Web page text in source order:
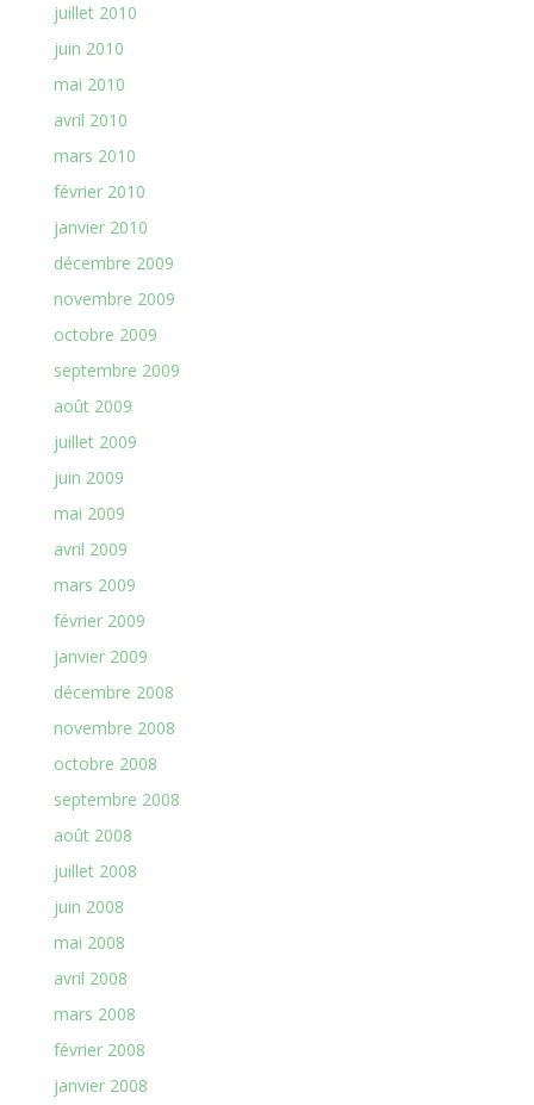
juillet 2010
juin 2010
mai 2010
avril 2010
mars 2010
février 2010
janvier 2010
décembre 2009
novembre 2009
octobre 2009
septembre 2009
août 2009
juillet 2009
juin 2009
mai 2009
avril 2009
mars 2009
février 2009
janvier 2009
décembre 2008
novembre 2008
octobre 2008
septembre 2008
août 2008
juillet 2008
juin 2008
mai 2008
avril 2008
mars 2008
février 2008
janvier 2008